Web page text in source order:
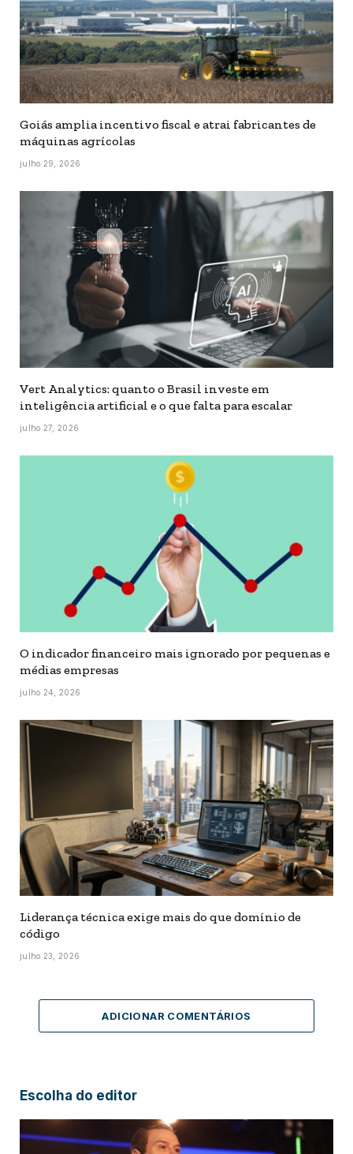
Goiás amplia incentivo fiscal e atrai fabricantes de
máquinas agrícolas
julho 29, 2026
Vert Analytics: quanto o Brasil investe em
inteligência artificial e o que falta para escalar
julho 27, 2026
O indicador financeiro mais ignorado por pequenas e
médias empresas
julho 24, 2026
Liderança técnica exige mais do que domínio de
código
julho 23, 2026
ADICIONAR COMENTÁRIOS
Escolha do editor